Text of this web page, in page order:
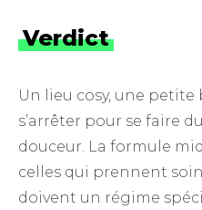
Verdict
Un lieu cosy, une petite
s’arrêter pour se faire
douceur. La formule
celles qui prennent
doivent un régime